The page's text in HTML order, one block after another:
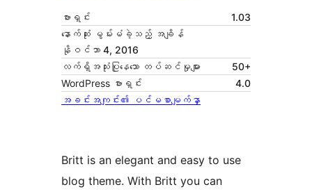
ဗားရှင်း
1.03
နောက်ဆုံး မွမ်းမံခဲ့သည့် အချိန်
နိုဝင်ဘာ 4, 2016
လက်ရှိအသုံးပြုနေသော တပ်ဆင်မှုများ
50+
WordPress ဗားရှင်း
4.0
အခင်းအကျင်း၏ ပင်မစာမျက်နှာ
Britt is an elegant and easy to use
blog theme. With Britt you can